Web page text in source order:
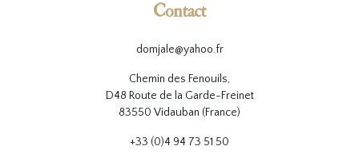
Contact
domjale@yahoo.fr
Chemin des Fenouils,
D48 Route de la Garde-Freinet
83550 Vidauban (France)
+33 (0)4 94 73 51 50